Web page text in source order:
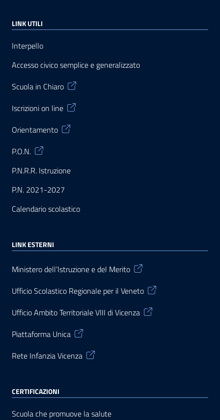
LINK UTILI
Interpello
Accesso civico semplice e generalizzato
Scuola in Chiaro
Iscrizioni on line
Orientamento
P.O.N.
P.N.R.R. Istruzione
P.N. 2021-2027
Calendario scolastico
LINK ESTERNI
Ministero dell’Istruzione e del Merito
Ufficio Scolastico Regionale per il Veneto
Ufficio Ambito Territoriale VIII di Vicenza
Piattaforma Unica
Rete Infanzia Vicenza
CERTIFICAZIONI
Scuola che promuove la salute